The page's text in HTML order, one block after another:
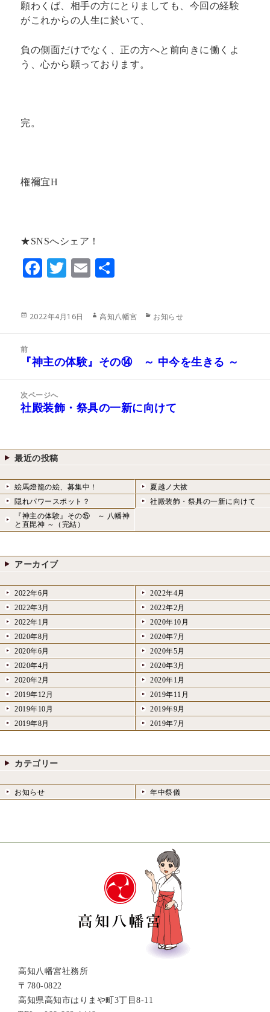
願わくば、相手の方にとりましても、今回の経験
がこれからの人生に於いて、
負の側面だけでなく、正の方へと前向きに働くよ
う、心から願っております。
完。
権禰宜H
★SNSへシェア！
F
o
k
T
er
E
投
2022年4月16日
作
高知八幡宮
カ
ー
お知らせ
ン
前
前
投
稿:
『神主の体験』その⑭ ～ 中今を生きる ～
次ページへ
次
稿:
社殿装飾・祭具の一新に向けて
最近の投稿
絵馬燈籠の絵、募集中！
夏越ノ大祓
隠れパワースポット？
社殿装飾・祭具の一新に向けて
『神主の体験』その⑮ ～ 八幡神
と直毘神 ～（完結）
アーカイブ
2022年6月
2022年4月
2022年3月
2022年2月
2022年1月
2020年10月
2020年8月
2020年7月
2020年6月
2020年5月
2020年4月
2020年3月
2020年2月
2020年1月
2019年12月
2019年11月
2019年10月
2019年9月
2019年8月
2019年7月
カテゴリー
お知らせ 年中祭儀
高知八幡宮社務所
〒780-0822
高知県高知市はりまや町3丁目8-11